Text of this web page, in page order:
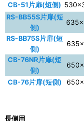
CB-51片扉(短側)
RS-BB55S片扉(短
側)
RS-BB75S片扉(短
側)
CB-76NR片扉(短
側)
CB-76片扉(短側)
長側用